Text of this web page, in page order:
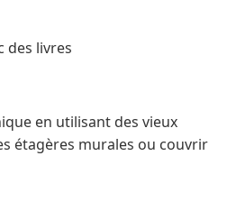
des livres
en utilisant des vieux
étagères murales ou couvrir